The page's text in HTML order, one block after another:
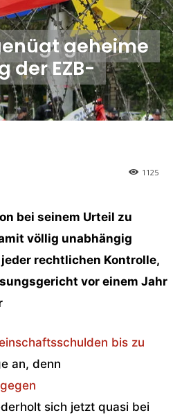
geheime
der EZB-
1125
bei seinem Urteil zu
völlig unabhängig
rechtlichen Kontrolle,
vor einem Jahr
bis zu
an, denn
sich jetzt quasi bei